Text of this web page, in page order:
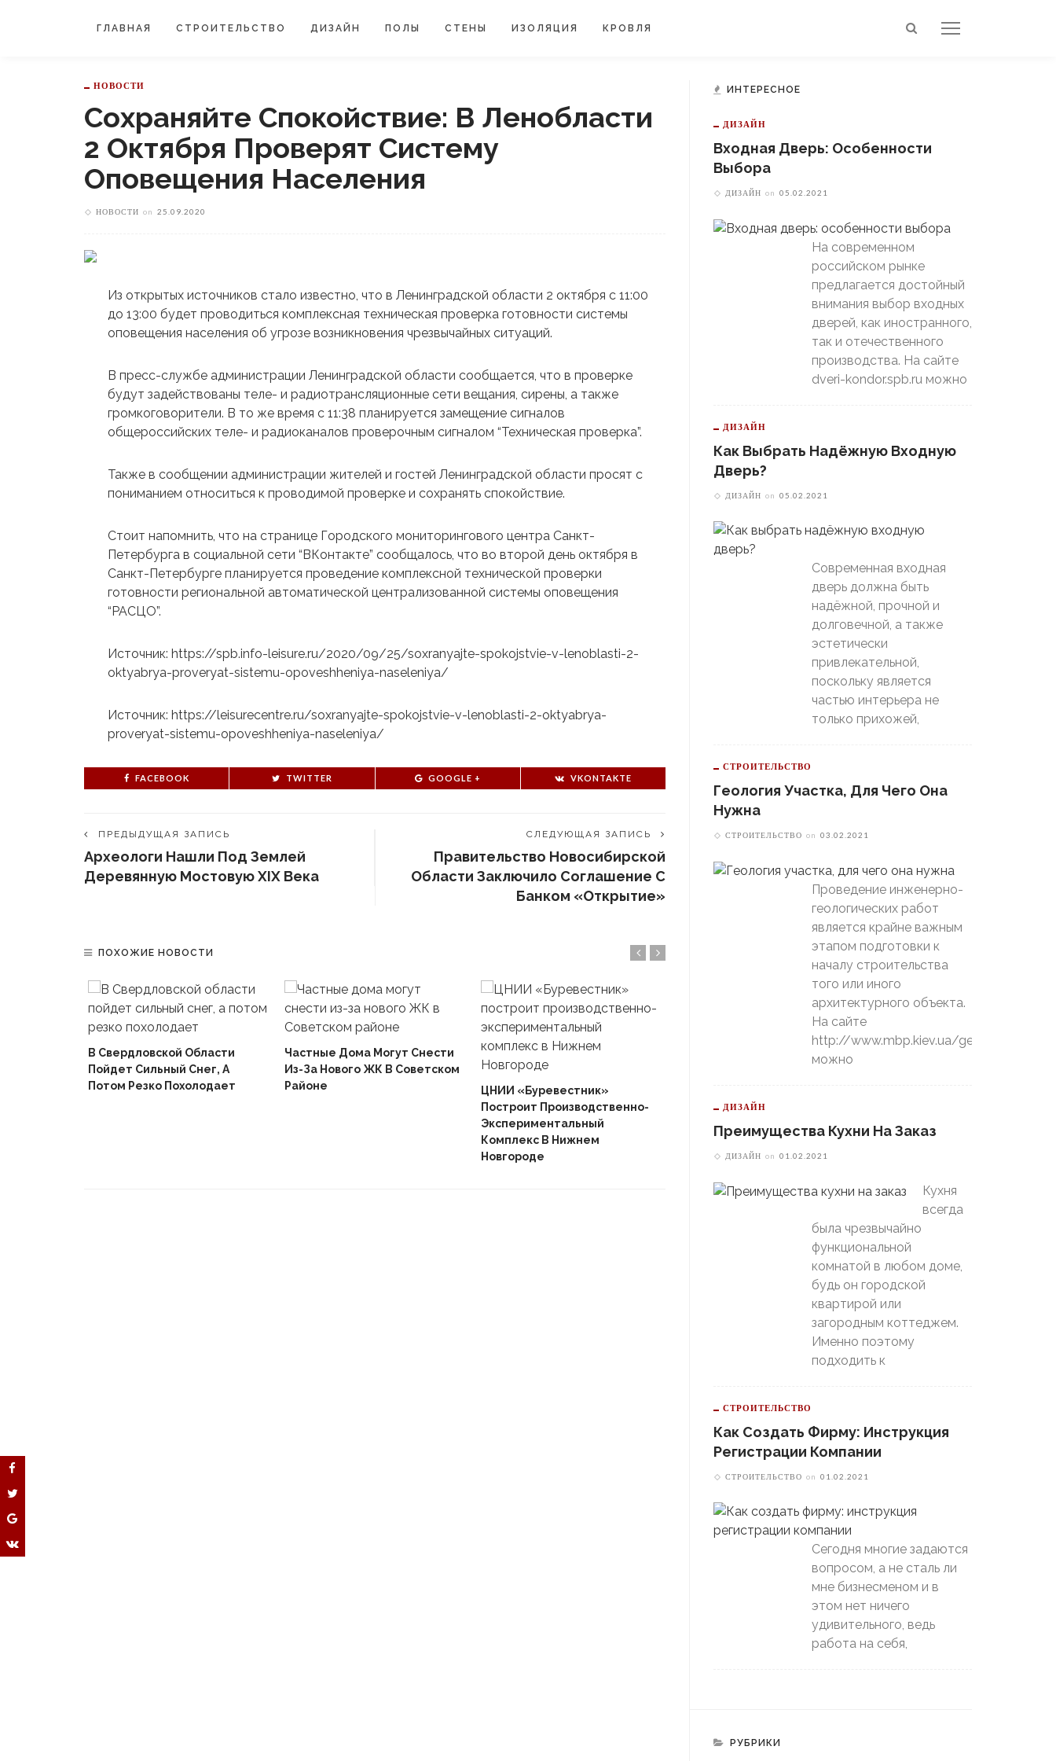
ГЛАВНАЯ СТРОИТЕЛЬСТВО ДИЗАЙН ПОЛЫ СТЕНЫ ИЗОЛЯЦИЯ КРОВЛЯ
НОВОСТИ
Сохраняйте Спокойствие: В Ленобласти
2 Октября Проверят Систему
Оповещения Населения
НОВОСТИ on 25.09.2020
Из открытых источников стало известно, что в Ленинградской области 2 октября с 11:00
до 13:00 будет проводиться комплексная техническая проверка готовности системы
оповещения населения об угрозе возникновения чрезвычайных ситуаций.
В пресс-службе администрации Ленинградской области сообщается, что в проверке
будут задействованы теле- и радиотрансляционные сети вещания, сирены, а также
громкоговорители. В то же время с 11:38 планируется замещение сигналов
общероссийских теле- и радиоканалов проверочным сигналом “Техническая проверка”.
Также в сообщении администрации жителей и гостей Ленинградской области просят с
пониманием относиться к проводимой проверке и сохранять спокойствие.
Стоит напомнить, что на странице Городского мониторингового центра Санкт-
Петербурга в социальной сети “ВКонтакте” сообщалось, что во второй день октября в
Санкт-Петербурге планируется проведение комплексной технической проверки
готовности региональной автоматической централизованной системы оповещения
“РАСЦО”.
Источник: https://spb.info-leisure.ru/2020/09/25/soxranyajte-spokojstvie-v-lenoblasti-2-
oktyabrya-proveryat-sistemu-opoveshheniya-naseleniya/
Источник: https://leisurecentre.ru/soxranyajte-spokojstvie-v-lenoblasti-2-oktyabrya-
proveryat-sistemu-opoveshheniya-naseleniya/
FACEBOOK TWITTER GOOGLE + VKONTAKTE
ПРЕДЫДУЩАЯ ЗАПИСЬ
Археологи Нашли Под Землей
Деревянную Мостовую XIX Века
СЛЕДУЮЩАЯ ЗАПИСЬ
Правительство Новосибирской
Области Заключило Соглашение С
Банком «Открытие»
ПОХОЖИЕ НОВОСТИ
В Свердловской Области
Пойдет Сильный Снег, А
Потом Резко Похолодает
Частные Дома Могут Снести
Из-За Нового ЖК В Советском
Районе
ЦНИИ «Буревестник»
Построит Производственно-
Экспериментальный
Комплекс В Нижнем
Новгороде
Плей-Офф, Даже Не Доиграв
ИНТЕРЕСНОЕ
ДИЗАЙН
Входная Дверь: Особенности
Выбора
ДИЗАЙН on 05.02.2021
На современном
российском рынке
предлагается достойный
внимания выбор входных
дверей, как иностранного,
так и отечественного
производства. На сайте
dveri-kondor.spb.ru можно
ДИЗАЙН
Как Выбрать Надёжную Входную
Дверь?
ДИЗАЙН on 05.02.2021
Современная входная
дверь должна быть
надёжной, прочной и
долговечной, а также
эстетически
привлекательной,
поскольку является
частью интерьера не
только прихожей,
СТРОИТЕЛЬСТВО
Геология Участка, Для Чего Она
Нужна
СТРОИТЕЛЬСТВО on 03.02.2021
Проведение инженерно-
геологических работ
является крайне важным
этапом подготовки к
началу строительства
того или иного
архитектурного объекта.
На сайте
http://www.mbp.kiev.ua/geology
можно
ДИЗАЙН
Преимущества Кухни На Заказ
ДИЗАЙН on 01.02.2021
Кухня
всегда
была чрезвычайно
функциональной
комнатой в любом доме,
будь он городской
квартирой или
загородным коттеджем.
Именно поэтому
подходить к
СТРОИТЕЛЬСТВО
Как Создать Фирму: Инструкция
Регистрации Компании
СТРОИТЕЛЬСТВО on 01.02.2021
Сегодня многие задаются
вопросом, а не сталь ли
мне бизнесменом и в
этом нет ничего
удивительного, ведь
работа на себя,
РУБРИКИ